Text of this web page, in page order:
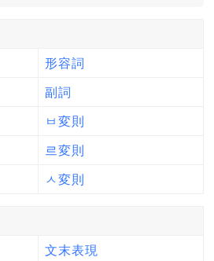
形容詞
副詞
ㅂ変則
르変則
ㅅ変則
文末表現